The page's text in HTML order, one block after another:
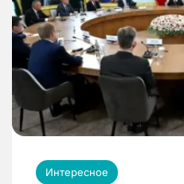
Интересное